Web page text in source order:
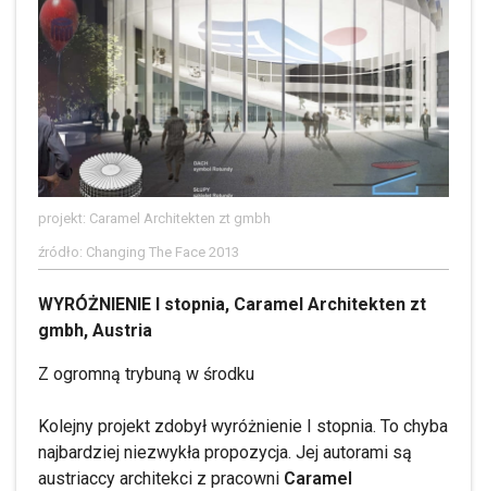
projekt: Caramel Architekten zt gmbh
źródło: Changing The Face 2013
WYRÓŻNIENIE I stopnia, Caramel Architekten zt
gmbh, Austria
Z ogromną trybuną w środku
Kolejny projekt zdobył wyróżnienie I stopnia. To chyba
najbardziej niezwykła propozycja. Jej autorami są
austriaccy architekci z pracowni Caramel